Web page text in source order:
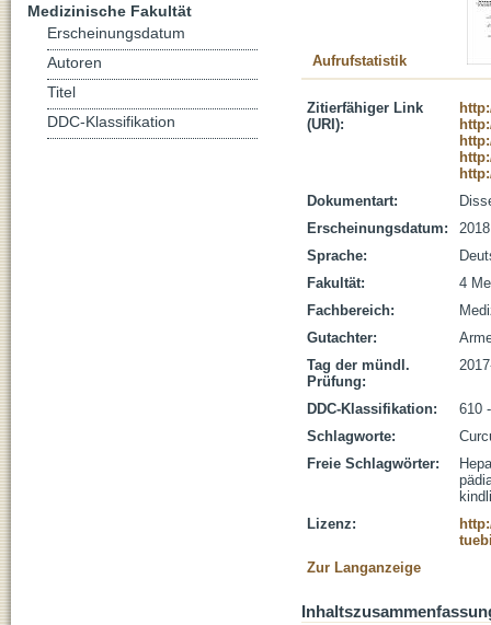
Aufrufstatistik
Zitierfähiger Link
(URI):
Dokumentart:
Erscheinungsdatum:
2018
Sprache:
Fakultät:
4
Fachbereich:
Gutachter:
Tag der mündl.
Prüfung:
DDC-Klassifikation:
610
Schlagworte:
Freie Schlagwörter:
Lizenz:
Zur Langanzeige
Medizinische Fakultät
Erscheinungsdatum
Autoren
Titel
DDC-Klassifikation